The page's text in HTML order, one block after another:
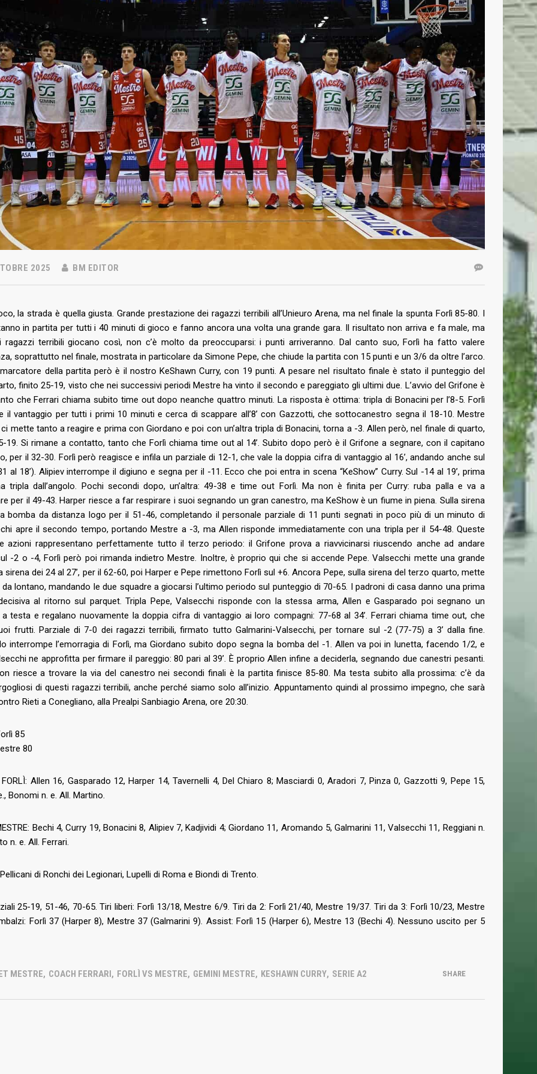
2025 BM EDITOR
la strada è quella giusta. Grande prestazione dei ragazzi terribili all’Unieuro Arena, ma nel finale la spunta Forlì 85-80. I
in partita per tutti i 40 minuti di gioco e fanno ancora una volta una grande gara. Il risultato non arriva e fa male, ma
ragazzi terribili giocano così, non c’è molto da preoccuparsi: i punti arriveranno. Dal canto suo, Forlì ha fatto valere
soprattutto nel finale, mostrata in particolare da Simone Pepe, che chiude la partita con 15 punti e un 3/6 da oltre l’arco.
della partita però è il nostro KeShawn Curry, con 19 punti. A pesare nel risultato finale è stato il punteggio del
finito 25-19, visto che nei successivi periodi Mestre ha vinto il secondo e pareggiato gli ultimi due. L’avvio del Grifone è
che Ferrari chiama subito time out dopo neanche quattro minuti. La risposta è ottima: tripla di Bonacini per l’8-5. Forlì
il vantaggio per tutti i primi 10 minuti e cerca di scappare all’8’ con Gazzotti, che sottocanestro segna il 18-10. Mestre
mette tanto a reagire e prima con Giordano e poi con un’altra tripla di Bonacini, torna a -3. Allen però, nel finale di quarto,
19. Si rimane a contatto, tanto che Forlì chiama time out al 14’. Subito dopo però è il Grifone a segnare, con il capitano
per il 32-30. Forlì però reagisce e infila un parziale di 12-1, che vale la doppia cifra di vantaggio al 16’, andando anche sul
al 18’). Alipiev interrompe il digiuno e segna per il -11. Ecco che poi entra in scena “KeShow” Curry. Sul -14 al 19’, prima
tripla dall’angolo. Pochi secondi dopo, un’altra: 49-38 e time out Forlì. Ma non è finita per Curry: ruba palla e va a
per il 49-43. Harper riesce a far respirare i suoi segnando un gran canestro, ma KeShow è un fiume in piena. Sulla sirena
bomba da distanza logo per il 51-46, completando il personale parziale di 11 punti segnati in poco più di un minuto di
apre il secondo tempo, portando Mestre a -3, ma Allen risponde immediatamente con una tripla per il 54-48. Queste
azioni rappresentano perfettamente tutto il terzo periodo: il Grifone prova a riavvicinarsi riuscendo anche ad andare
-2 o -4, Forlì però poi rimanda indietro Mestre. Inoltre, è proprio qui che si accende Pepe. Valsecchi mette una grande
sirena dei 24 al 27’, per il 62-60, poi Harper e Pepe rimettono Forlì sul +6. Ancora Pepe, sulla sirena del terzo quarto, mette
lontano, mandando le due squadre a giocarsi l’ultimo periodo sul punteggio di 70-65. I padroni di casa danno una prima
al ritorno sul parquet. Tripla Pepe, Valsecchi risponde con la stessa arma, Allen e Gasparado poi segnano un
testa e regalano nuovamente la doppia cifra di vantaggio ai loro compagni: 77-68 al 34’. Ferrari chiama time out, che
frutti. Parziale di 7-0 dei ragazzi terribili, firmato tutto Galmarini-Valsecchi, per tornare sul -2 (77-75) a 3’ dalla fine.
interrompe l’emorragia di Forlì, ma Giordano subito dopo segna la bomba del -1. Allen va poi in lunetta, facendo 1/2, e
ne approfitta per firmare il pareggio: 80 pari al 39’. È proprio Allen infine a deciderla, segnando due canestri pesanti.
riesce a trovare la via del canestro nei secondi finali è la partita finisce 85-80. Ma testa subito alla prossima: c’è da
di questi ragazzi terribili, anche perché siamo solo all’inizio. Appuntamento quindi al prossimo impegno, che sarà
Rieti a Conegliano, alla Prealpi Sanbiagio Arena, ore 20:30.
85
80
FORLÌ: Allen 16, Gasparado 12, Harper 14, Tavernelli 4, Del Chiaro 8; Masciardi 0, Aradori 7, Pinza 0, Gazzotti 9, Pepe 15,
Bonomi n. e. All. Martino.
Bechi 4, Curry 19, Bonacini 8, Alipiev 7, Kadjividi 4; Giordano 11, Aromando 5, Galmarini 11, Valsecchi 11, Reggiani n.
n. e. All. Ferrari.
di Ronchi dei Legionari, Lupelli di Roma e Biondi di Trento.
25-19, 51-46, 70-65. Tiri liberi: Forlì 13/18, Mestre 6/9. Tiri da 2: Forlì 21/40, Mestre 19/37. Tiri da 3: Forlì 10/23, Mestre
Forlì 37 (Harper 8), Mestre 37 (Galmarini 9). Assist: Forlì 15 (Harper 6), Mestre 13 (Bechi 4). Nessuno uscito per 5
MESTRE, COACH FERRARI, FORLÌ VS MESTRE, GEMINI MESTRE, KESHAWN CURRY, SERIE A2 SHARE
– Basket Club
una nuova
due promesse della
di caratura
Muhammed Jallow
LINKS
Regolamento Emergenza Covid-19
CONTATTI
segreteria@basketmestre.it
Ho letto e accettato la Privacy Policy